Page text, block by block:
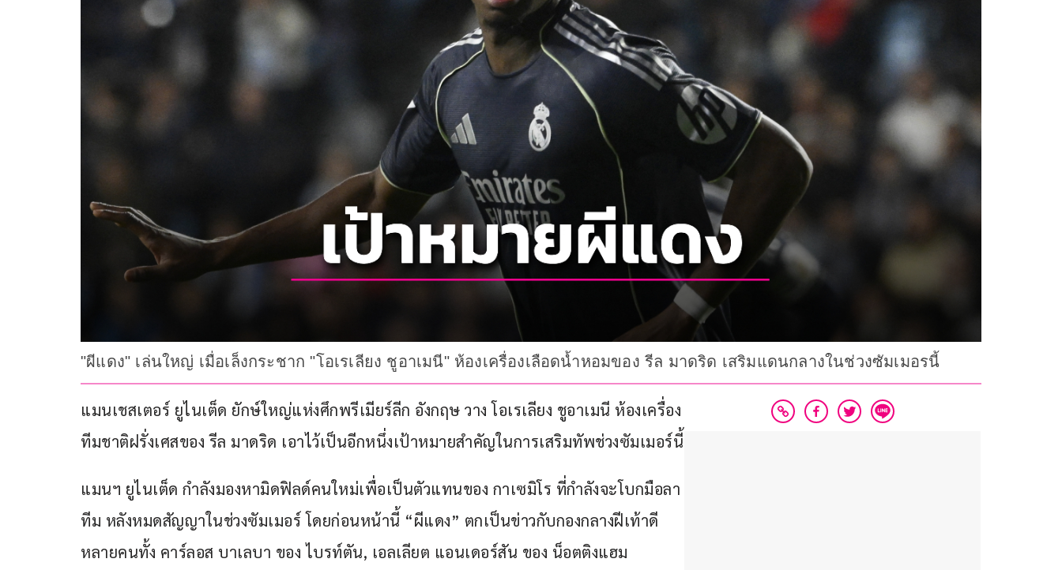
"ผีแดง" เล่นใหญ่ เมื่อเล็งกระชาก "โอเรเลียง ชูอาเมนี" ห้องเครื่องเลือดน้ำหอมของ รีล มาดริด เสริมแดนกลางในช่วงซัมเมอรนี้
แมนเชสเตอร์ ยูไนเต็ด ยักษ์ใหญ่แห่งศึกพรีเมียร์ลีก อังกฤษ วาง โอเรเลียง ชูอาเมนี ห้องเครื่อง
ทีมชาติฝรั่งเศสของ รีล มาดริด เอาไว้เป็นอีกหนึ่งเป้าหมายสำคัญในการเสริมทัพช่วงซัมเมอร์นี้
แมนฯ ยูไนเต็ด กำลังมองหามิดฟิลด์คนใหม่เพื่อเป็นตัวแทนของ กาเซมิโร ที่กำลังจะโบกมือลา
ทีม หลังหมดสัญญาในช่วงซัมเมอร์ โดยก่อนหน้านี้ “ผีแดง” ตกเป็นข่าวกับกองกลางฝีเท้าดี
หลายคนทั้ง คาร์ลอส บาเลบา ของ ไบรท์ตัน, เอลเลียต แอนเดอร์สัน ของ น็อตติงแฮม